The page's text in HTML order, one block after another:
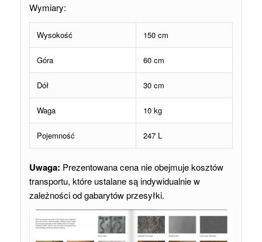
Wymiary:
Wysokość 150 cm
Góra 60 cm
Dół 30 cm
Waga 10 kg
Pojemność 247 L
Uwaga: Prezentowana cena nie obejmuje kosztów
transportu, które ustalane są indywidualnie w
zależności od gabarytów przesyłki.